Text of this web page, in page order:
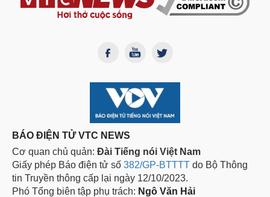
BÁO ĐIỆN TỬ VTC NEWS
Cơ quan chủ quản: Đài Tiếng nói Việt Nam
Giấy phép Báo điện tử số 382/GP-BTTTT do Bộ Thông
tin Truyền thông cấp lại ngày 12/10/2023.
Phó Tổng biên tập phụ trách: Ngô Văn Hải